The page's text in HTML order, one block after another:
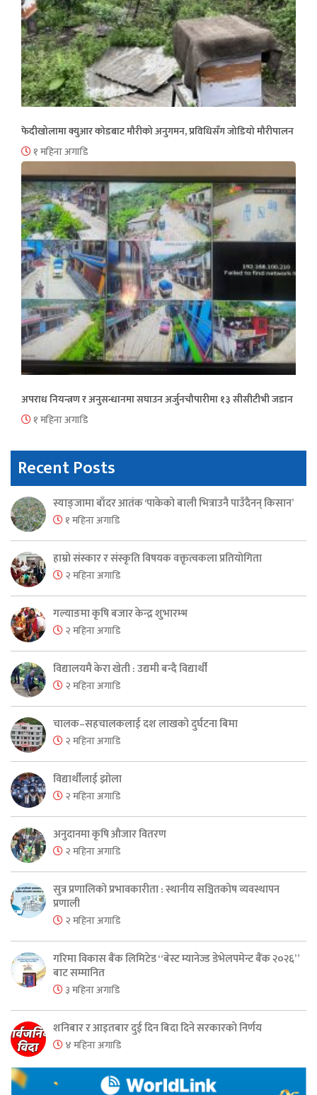
फेदीखोलामा क्युआर कोडबाट मौरीको अनुगमन, प्रविधिसँग जोडियो मौरीपालन
१ महिना अगाडि
अपराध नियन्त्रण र अनुसन्धानमा सघाउन अर्जुनचौपारीमा १३ सीसीटीभी जडान
१ महिना अगाडि
Recent Posts
स्याङ्जामा बाँदर आतंक ‘पाकेको बाली भित्राउनै पाउँदैनन् किसान’
१ महिना अगाडि
हाम्रो संस्कार र संस्कृति विषयक वक्तृत्वकला प्रतियोगिता
२ महिना अगाडि
गल्याङमा कृषि बजार केन्द्र शुभारम्भ
२ महिना अगाडि
विद्यालयमै केरा खेती : उद्यमी बन्दै विद्यार्थी
२ महिना अगाडि
चालक–सहचालकलाई दश लाखको दुर्घटना बिमा
२ महिना अगाडि
विद्यार्थीलाई झोला
२ महिना अगाडि
अनुदानमा कृषि औजार वितरण
२ महिना अगाडि
सुत्र प्रणालिको प्रभावकारीता : स्थानीय सञ्चितकोष व्यवस्थापन
प्रणाली
२ महिना अगाडि
गरिमा विकास बैंक लिमिटेड “बेस्ट म्यानेज्ड डेभेलपमेन्ट बैंक २०२६”
बाट सम्मानित
३ महिना अगाडि
शनिबार र आइतबार दुई दिन बिदा दिने सरकारको निर्णय
४ महिना अगाडि